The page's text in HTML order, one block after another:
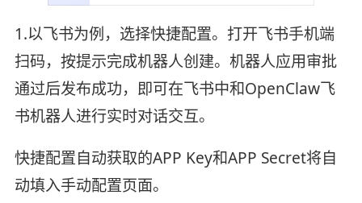
1.以飞书为例，选择快捷配置。打开飞书手机端
扫码，按提示完成机器人创建。机器人应用审批
通过后发布成功，即可在飞书中和OpenClaw飞
书机器人进行实时对话交互。
快捷配置自动获取的APP Key和APP Secret将自
动填入手动配置页面。